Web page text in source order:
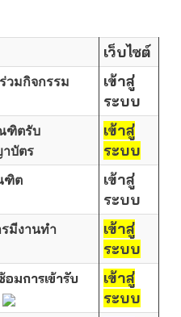
เว็บไซต์
วมกิจกรรม
เข้าสู่
ระบบ
ฑิตรับ
บัตร
เข้าสู่
ระบบ
ฑิต
เข้าสู่
ระบบ
มีงานทำ
เข้าสู่
ระบบ
มการเข้ารับ
เข้าสู่
ระบบ